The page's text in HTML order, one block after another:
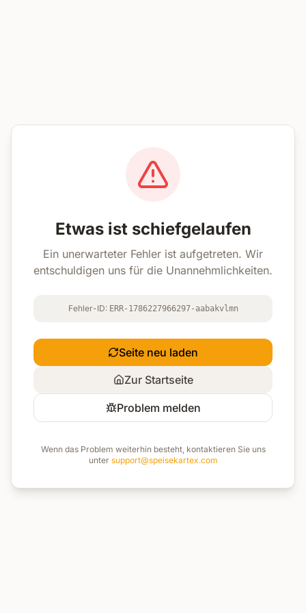
Etwas ist schiefgelaufen
Ein unerwarteter Fehler ist aufgetreten. Wir
entschuldigen uns für die Unannehmlichkeiten.
Fehler-ID: ERR-1786227966297-aabakvlmn
Seite neu laden
Zur Startseite
Problem melden
Wenn das Problem weiterhin besteht, kontaktieren Sie uns
unter support@speisekartex.com